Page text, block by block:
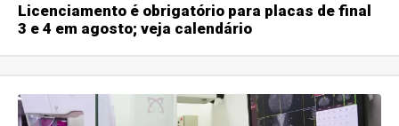
Licenciamento é obrigatório para placas de final
3 e 4 em agosto; veja calendário